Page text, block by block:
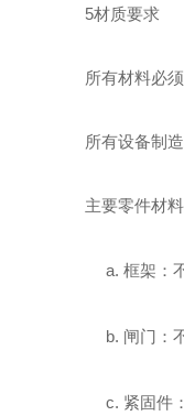
5材质要求
所有材料必
所有设备制
主要零件材
a.框架：
b. 闸门：
c. 紧固件